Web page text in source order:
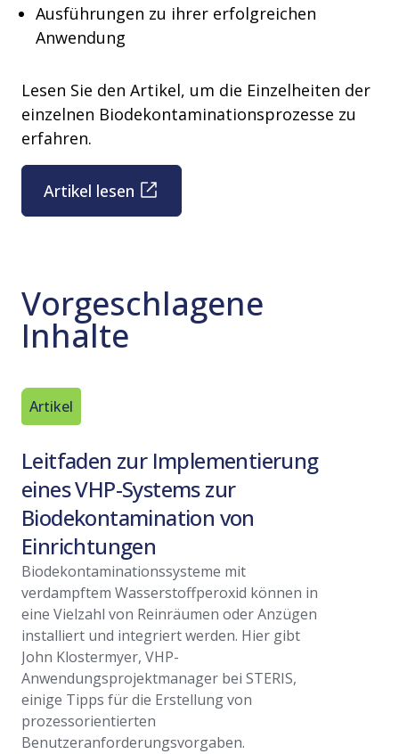
Ausführungen zu ihrer erfolgreichen
Anwendung
Lesen Sie den Artikel, um die Einzelheiten der
einzelnen Biodekontaminationsprozesse zu
erfahren.
Artikel lesen
Vorgeschlagene
Inhalte
Artikel
Leitfaden zur Implementierung
eines VHP-Systems zur
Biodekontamination von
Einrichtungen
Biodekontaminationssysteme mit
verdampftem Wasserstoffperoxid können in
eine Vielzahl von Reinräumen oder Anzügen
installiert und integriert werden. Hier gibt
John Klostermyer, VHP-
Anwendungsprojektmanager bei STERIS,
einige Tipps für die Erstellung von
prozessorientierten
Benutzeranforderungsvorgaben.